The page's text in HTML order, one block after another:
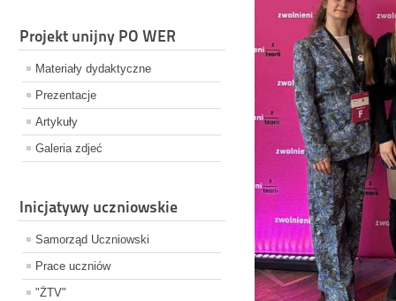
Projekt unijny PO WER
Materiały dydaktyczne
Prezentacje
Artykuły
Galeria zdjeć
Inicjatywy uczniowskie
Samorząd Uczniowski
Prace uczniów
"ŻTV"